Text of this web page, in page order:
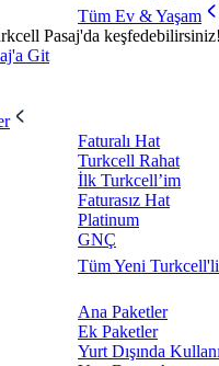
Tüm Ev & Yaşam
Pasaj'da keşfedebilirsiniz!
Git
Faturalı Hat
Turkcell Rahat
İlk Turkcell’im
Faturasız Hat
Platinum
GNÇ
Tüm Yeni
Ana Paketler
Ek Paketler
Yurt Dışında